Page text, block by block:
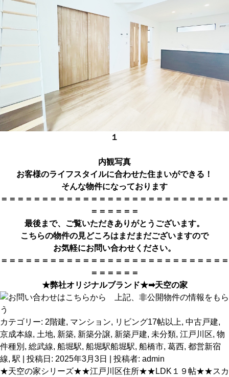
１
内観写真
お客様のライフスタイルに合わせた住まいができる！
そんな物件になっております
＝＝＝＝＝＝＝＝＝＝＝＝＝＝＝＝＝＝＝＝＝＝＝＝＝＝＝＝
＝＝＝＝＝＝
最後まで、ご覧いただきありがとうございます。
こちらの物件の見どころはまだまだございますので
お気軽にお問い合わせください。
＝＝＝＝＝＝＝＝＝＝＝＝＝＝＝＝＝＝＝＝＝＝＝＝＝＝＝＝
＝＝＝＝＝＝
★弊社オリジナルブランド★➡天空の家
カテゴリー: 2階建, マンション, リビング17帖以上, 中古戸建,
京成本線, 土地, 新築, 新築分譲, 新築戸建, 未分類, 江戸川区, 物
件種別 , 総武線, 船堀駅, 船堀駅船堀駅, 船橋市, 葛西, 都営新宿
線, 駅 | 投稿日: 2025年3月3日 投稿者: admin
★天空の家シリーズ★★江戸川区住所★★LDK１９帖★★スカ